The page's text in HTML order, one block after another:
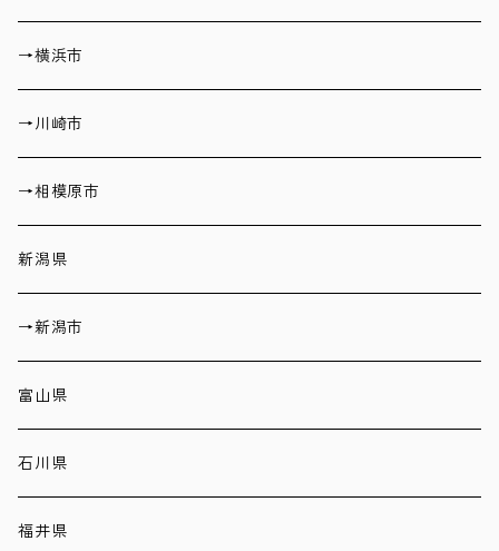
→横浜市
→川崎市
→相模原市
新潟県
→新潟市
富山県
石川県
福井県